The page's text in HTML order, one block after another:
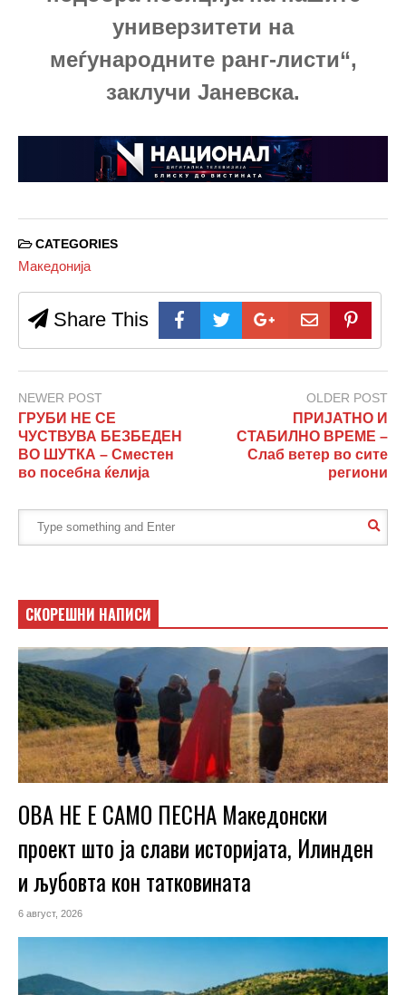
универзитети на
меѓународните ранг-листи“,
заклучи Јаневска.
CATEGORIES
Македонија
Share This
NEWER POST
ГРУБИ НЕ СЕ
ЧУСТВУВА БЕЗБЕДЕН
ВО ШУТКА – Сместен
во посебна ќелија
OLDER POST
ПРИЈАТНО И
СТАБИЛНО ВРЕМЕ –
Слаб ветер во сите
региони
СКОРЕШНИ НАПИСИ
ОВА НЕ Е САМО ПЕСНА Македонски
проект што ја слави историјата, Илинден
и љубовта кон татковината
6 август, 2026